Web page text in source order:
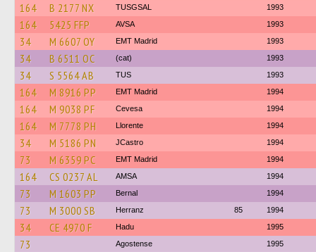
164 B 2177 NX TUSGSAL 1993
164 5425 FFP AVSA 1993
34 M 6607 OY EMT Madrid 1993
34 B 6511 OC (cat) 1993
34 S 5564 AB TUS 1993
164 M 8916 PP EMT Madrid 1994
164 M 9038 PF Cevesa 1994
164 M 7778 PH Llorente 1994
34 M 5186 PN JCastro 1994
73 M 6359 PC EMT Madrid 1994
164 CS 0237 AL AMSA 1994
73 M 1603 PP Bernal 1994
73 M 3000 SB Herranz 85 1994
34 CE 4970 F Hadu 1995
73 Agostense 1995